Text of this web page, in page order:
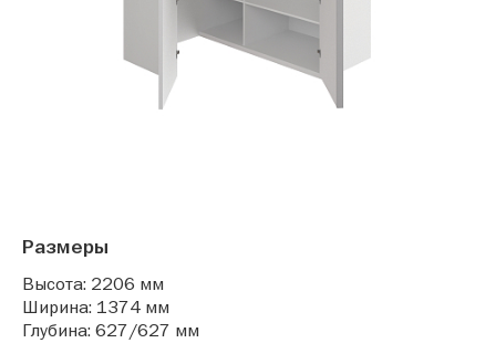
Размеры
Высота: 2206 мм
Ширина: 1374 мм
Глубина: 627/627 мм